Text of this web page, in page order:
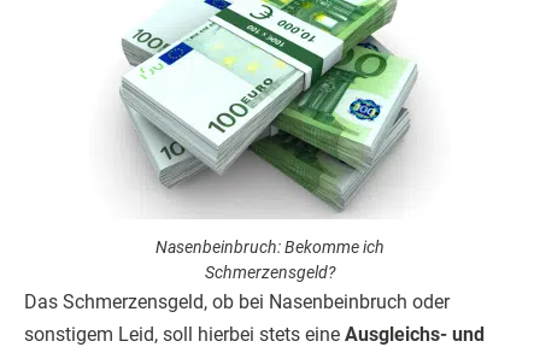
Nasenbeinbruch: Bekomme ich
Schmerzensgeld?
Das Schmerzensgeld, ob bei Nasenbeinbruch oder
sonstigem Leid, soll hierbei stets eine Ausgleichs- und